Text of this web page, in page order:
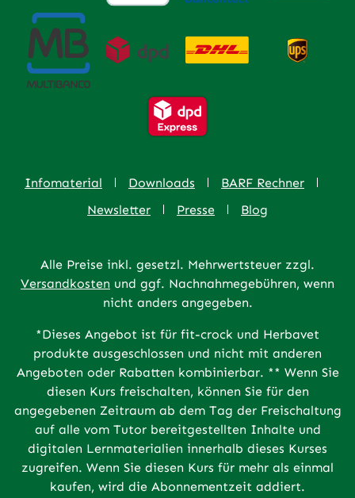
Infomaterial Downloads
BARF Rechner
Newsletter
Presse Blog
Alle Preise inkl. gesetzl. Mehrwertsteuer zzgl.
Versandkosten und ggf. Nachnahmegebühren, wenn
nicht anders angegeben.
*Dieses Angebot ist für fit-crock und Herbavet
produkte ausgeschlossen und nicht mit anderen
Angeboten oder Rabatten kombinierbar. ** Wenn Sie
diesen Kurs freischalten, können Sie für den
angegebenen Zeitraum ab dem Tag der Freischaltung
auf alle vom Tutor bereitgestellten Inhalte und
digitalen Lernmaterialien innerhalb dieses Kurses
zugreifen. Wenn Sie diesen Kurs für mehr als einmal
kaufen, wird die Abonnementzeit addiert.